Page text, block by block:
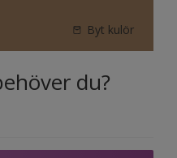
Byt kulör
du?